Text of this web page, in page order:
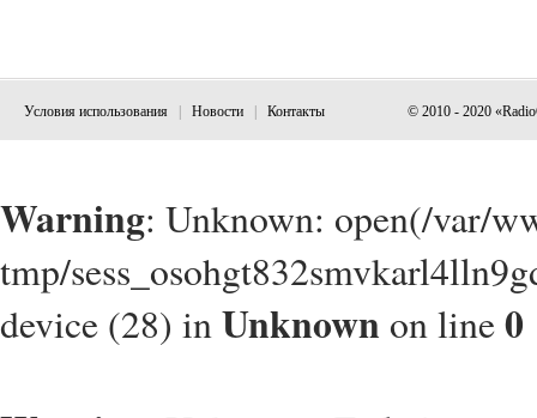
Условия использования Новости Контакты © 2010 - 2020
Warning: Unknown: open(/var/
tmp/
device (28) inUnknown on line0